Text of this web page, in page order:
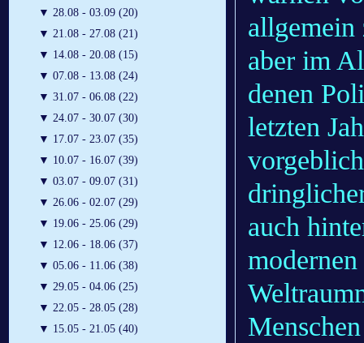
▼ 28.08 - 03.09 (20)
▼ 21.08 - 27.08 (21)
▼ 14.08 - 20.08 (15)
▼ 07.08 - 13.08 (24)
▼ 31.07 - 06.08 (22)
▼ 24.07 - 30.07 (30)
▼ 17.07 - 23.07 (35)
▼ 10.07 - 16.07 (39)
▼ 03.07 - 09.07 (31)
▼ 26.06 - 02.07 (29)
▼ 19.06 - 25.06 (29)
▼ 12.06 - 18.06 (37)
▼ 05.06 - 11.06 (38)
▼ 29.05 - 04.06 (25)
▼ 22.05 - 28.05 (28)
▼ 15.05 - 21.05 (40)
aber im
denen
letzten
auch